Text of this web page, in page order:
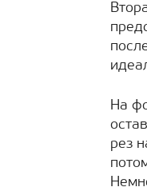
На
рез